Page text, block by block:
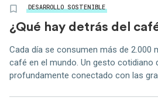
DESARROLLO SOSTENIBLE
¿Qué hay detrás del
Cada día se consumen más de 2.000
café en el mundo. Un gesto cotidiano
profundamente conectado con las